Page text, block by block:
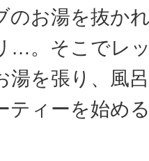
のお湯を抜か
…。そこでレ
湯を張り、風
ティーを始め